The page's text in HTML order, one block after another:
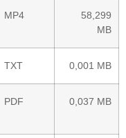
MP4
58,299
MB
TXT 0,001 MB
PDF 0,037 MB